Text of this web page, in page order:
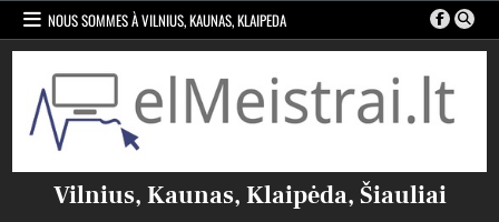
Skip
content
NOUS SOMMES À VILNIUS, KAUNAS, KLAIPEDA
Vilnius, Kaunas, Klaipėda, Šiauliai